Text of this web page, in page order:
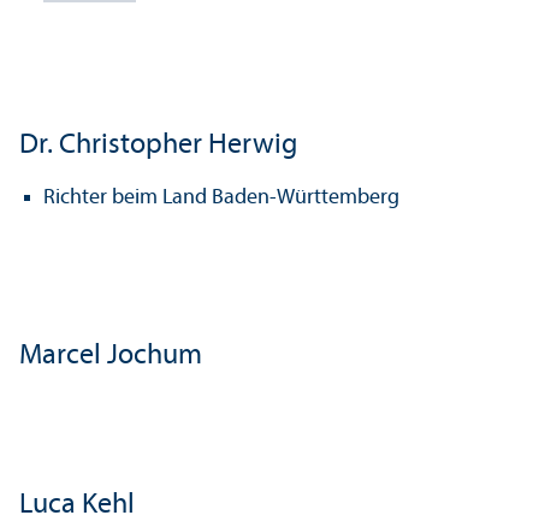
Dr. Christopher Herwig
Richter beim Land Baden-Württemberg
Marcel Jochum
Luca Kehl